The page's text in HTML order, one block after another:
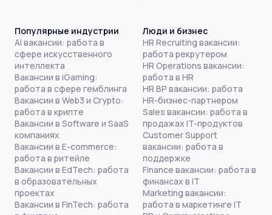
Популярные индустрии
AI вакансии: работа в
сфере искусственного
интеллекта
Вакансии в iGaming:
работа в сфере гемблинга
Вакансии в Web3 и Crypto:
работа в крипте
Вакансии в Software и SaaS
компаниях
Вакансии в E-commerce:
работа в ритейле
Вакансии в EdTech: работа
в образовательных
проектах
Вакансии в FinTech: работа
Люди и бизнес
HR Recruiting вакансии:
работа рекрутером
HR Operations вакансии:
работа в HR
HR BP вакансии: работа
HR-бизнес-партнером
Sales вакансии: работа в
продажах IT-продуктов
Customer Support
вакансии: работа в
поддержке
Finance вакансии: работа в
финансах в IT
Marketing вакансии:
работа в маркетинге IT